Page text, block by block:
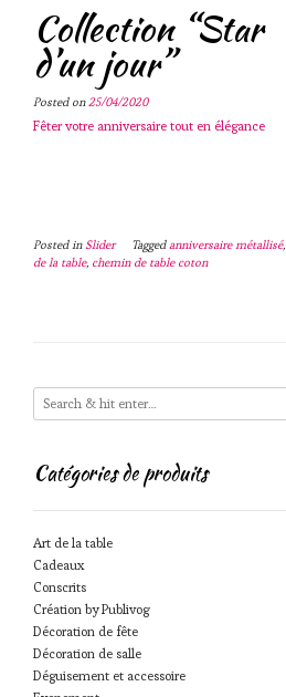
Collection “Star
d’un jour”
Posted on 25/04/2020
Fêter votre anniversaire tout en élégance
Posted in Slider Taggedanniversaire métallisé,
de la table, chemin de table coton
Catégories de produits
Art de la table
Cadeaux
Conscrits
Création by Publivog
Décoration de fête
Décoration de salle
Déguisement et accessoire